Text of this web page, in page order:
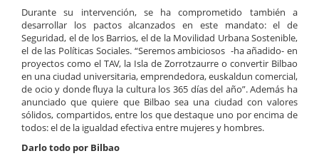
Durante su intervención, se ha comprometido también a
desarrollar los pactos alcanzados en este mandato: el de
Seguridad, el de los Barrios, el de la Movilidad Urbana Sostenible,
el de las Políticas Sociales. “Seremos ambiciosos -ha añadido- en
proyectos como el TAV, la Isla de Zorrotzaurre o convertir Bilbao
en una ciudad universitaria, emprendedora, euskaldun comercial,
de ocio y donde fluya la cultura los 365 días del año”. Además ha
anunciado que quiere que Bilbao sea una ciudad con valores
sólidos, compartidos, entre los que destaque uno por encima de
todos: el de la igualdad efectiva entre mujeres y hombres.
Darlo todo por Bilbao